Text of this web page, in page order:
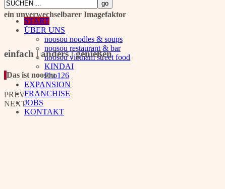
START
ÜBER UNS
noosou noodles & soups
noosou restaurant & bar
noosou vietnam street food
KINDAI
Pho126
EXPANSION
FRANCHISE
JOBS
KONTAKT
ein unverwechselbarer Imagefaktor
einfach | anders | genießen
Das ist noosou
PREV
NEXT